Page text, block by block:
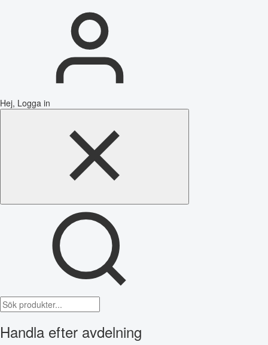
Hej, Logga in
Handla efter avdelning